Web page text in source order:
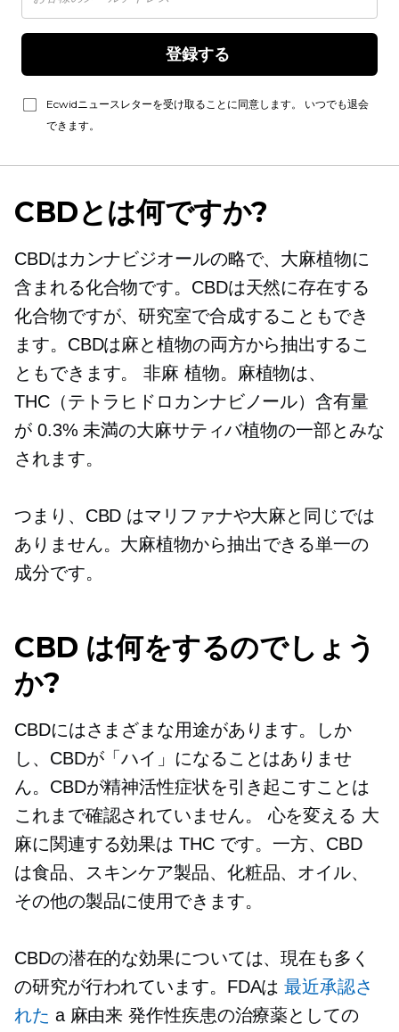
Ecwidニュースレターを受け取ることに同意します。 いつでも退会
できます。
CBDとは何ですか?
CBDはカンナビジオールの略で、大麻植物に
含まれる化合物です。CBDは天然に存在する
化合物ですが、研究室で合成することもでき
ます。CBDは麻と植物の両方から抽出するこ
ともできます。非麻 植物。麻植物は、
THC（テトラヒドロカンナビノール）含有量
が 0.3% 未満の大麻サティバ植物の一部とみな
されます。
つまり、CBD はマリファナや大麻と同じでは
ありません。大麻植物から抽出できる単一の
成分です。
CBD は何をするのでしょう
か?
CBDにはさまざまな用途があります。しか
し、CBDが「ハイ」になることはありませ
ん。CBDが精神活性症状を引き起こすことは
これまで確認されていません。心を変える 大
麻に関連する効果は THC です。一方、CBD
は食品、スキンケア製品、化粧品、オイル、
その他の製品に使用できます。
CBDの潜在的な効果については、現在も多く
の研究が行われています。FDAは最近承認さ
れた a 麻由来 発作性疾患の治療薬としての